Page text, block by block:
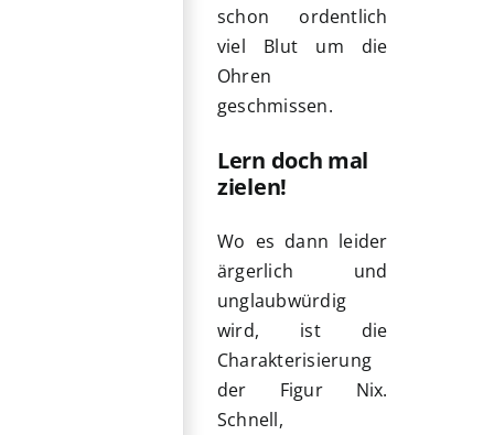
schon ordentlich
viel Blut um die
Ohren
geschmissen.
Lern doch mal
zielen!
Wo es dann leider
ärgerlich und
unglaubwürdig
wird, ist die
Charakterisierung
der Figur Nix.
Schnell,